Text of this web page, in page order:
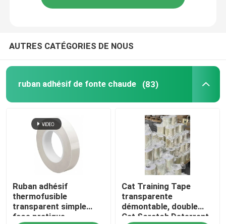
AUTRES CATÉGORIES DE NOUS
ruban adhésif de fonte chaude (83)
Ruban adhésif
thermofusible
transparent simple
face pratique
Cat Training Tape
transparente
démontable, double
Cat Scratch Deterrent